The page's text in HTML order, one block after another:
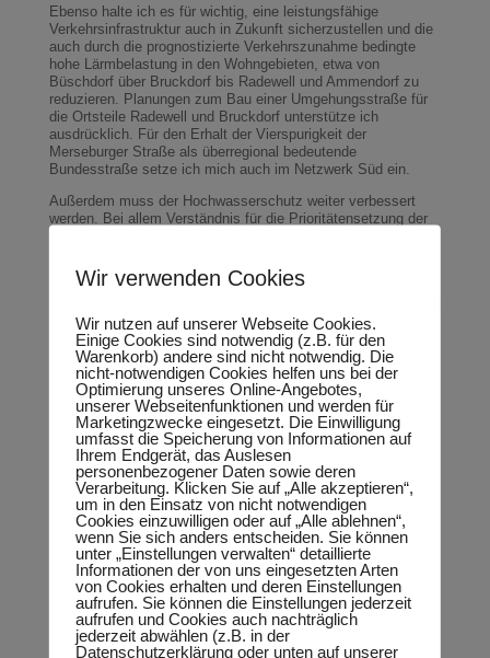
Ebenso halte ich es für wichtig, eine leistungsfähige
Verkehrsinfrastruktur auch in Zukunft sicherzustellen und die
auch durch die prognostizierte Verkehrszunahme bedingte
hohe Lärmbelastung in den Wohngebieten, etwa von
Büschdorf über Bruckdorf bis Radewell und Ammendorf zu
reduzieren. Planungen zum Bau einer Umgehungsstraße für
die Ortsteile Radewell und Bruckdorf unterstütze ich
ausdrücklich. Für den Erhalt der Vierspurigkeit der
Merseburger Straße als überregional bedeutende
Bundesstraße setze ich mich auch im Netzwerk Süd ein.
Außerdem muss der Hochwasserschutz weiter verbessert
werden. Bei allem Verständnis für die Prioritätensetzung der
Hochwasser 2013 hat gezeigt, es gibt Handlungs- und
Verbesserungsbedarf. Das kommunale
Halle die notwendigen Spielräume, um auch die Anwohner an
der Weißen Elster vor Hochwasserereignissen besser
schützen zu können. Meine Aufgabe sehe ich darin,
gemeinsam mit den Anwohnern in Osendorf, Radewell, Burg,
Ammendorf, Beesen und Planena die bisherige Arbeit
fortzuführen. Die Zusage der Stadt Halle, künftig eine
Sandsack-Befüllstation im Ernstfall vor Ort einzurichten, ist
ein erster Schritt.
Neben Anerkennung und Stabilität erwerben Kinder und
Jugendliche in Sportvereinen wichtige soziale Kompetenzen.
Diese Strukturen müssen gepflegt und gezielt gefördert
werden. Mit Projekten zum Generationen-Wohnen werden die
Herausforderungen des demografischen Wandels erfolgreich
angepackt. Durch die Modernisierung von Kindergärten und
Schulen werden die Voraussetzungen für die „Lust aufs
Lernen“ bei Jugendlichen geschaffen. Gerade für unsere
Schulanfänger darf es keine langen Wege mit der
Straßenbahn geben.
Wir verwenden Cookies
Wir nutzen auf unserer Webseite Cookies.
Einige Cookies sind notwendig (z.B. für den
Warenkorb) andere sind nicht notwendig. Die
nicht-notwendigen Cookies helfen uns bei der
Optimierung unseres Online-Angebotes,
unserer Webseitenfunktionen und werden für
Marketingzwecke eingesetzt. Die Einwilligung
umfasst die Speicherung von Informationen auf
Ihrem Endgerät, das Auslesen
personenbezogener Daten sowie deren
Verarbeitung. Klicken Sie auf „Alle akzeptieren“,
um in den Einsatz von nicht notwendigen
Cookies einzuwilligen oder auf „Alle ablehnen“,
wenn Sie sich anders entscheiden. Sie können
unter „Einstellungen verwalten“ detaillierte
Informationen der von uns eingesetzten Arten
von Cookies erhalten und deren Einstellungen
aufrufen. Sie können die Einstellungen jederzeit
aufrufen und Cookies auch nachträglich
jederzeit abwählen (z.B. in der
Datenschutzerklärung oder unten auf unserer